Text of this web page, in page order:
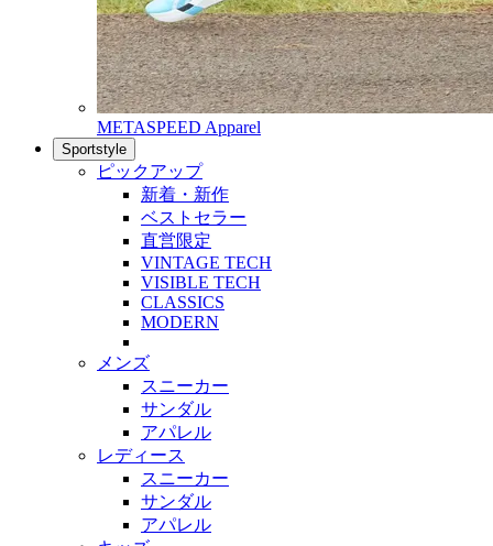
METASPEED Apparel
Sportstyle
ピックアップ
新着・新作
ベストセラー
直営限定
VINTAGE TECH
VISIBLE TECH
CLASSICS
MODERN
メンズ
スニーカー
サンダル
アパレル
レディース
スニーカー
サンダル
アパレル